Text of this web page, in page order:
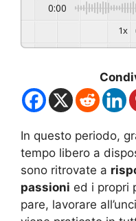
0:00
1x
In questo periodo,
tempo libero a
sono ritrovate a
passioni ed i propri
pare, lavorare